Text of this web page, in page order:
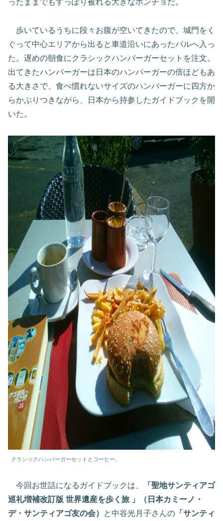
ったままでもすっぽり被れる大きなポンチョだ。
歩いているうちに段々お腹が空いてきたので、城門をく
ぐって中心エリアから出ると車道沿いにあったバルへ入っ
た。遅めの朝食にクラシックハンバーガーセットを注文。
出てきたハンバーガーは日本のハンバーガーの倍ほどもあ
る大きさで、食べ慣れないサイズのハンバーガーに四方か
らかぶりつきながら、日本から持参したガイドブックを開
いた。
クラシックハンバーガーセットとコーヒー。
今回お世話になるガイドブックは、
「聖地サンティアゴ
巡礼増補改訂版 世界遺産を歩く旅 」（日本カミーノ・
デ・サンティアゴ友の会）
と中谷光月子さんの 「サンティ